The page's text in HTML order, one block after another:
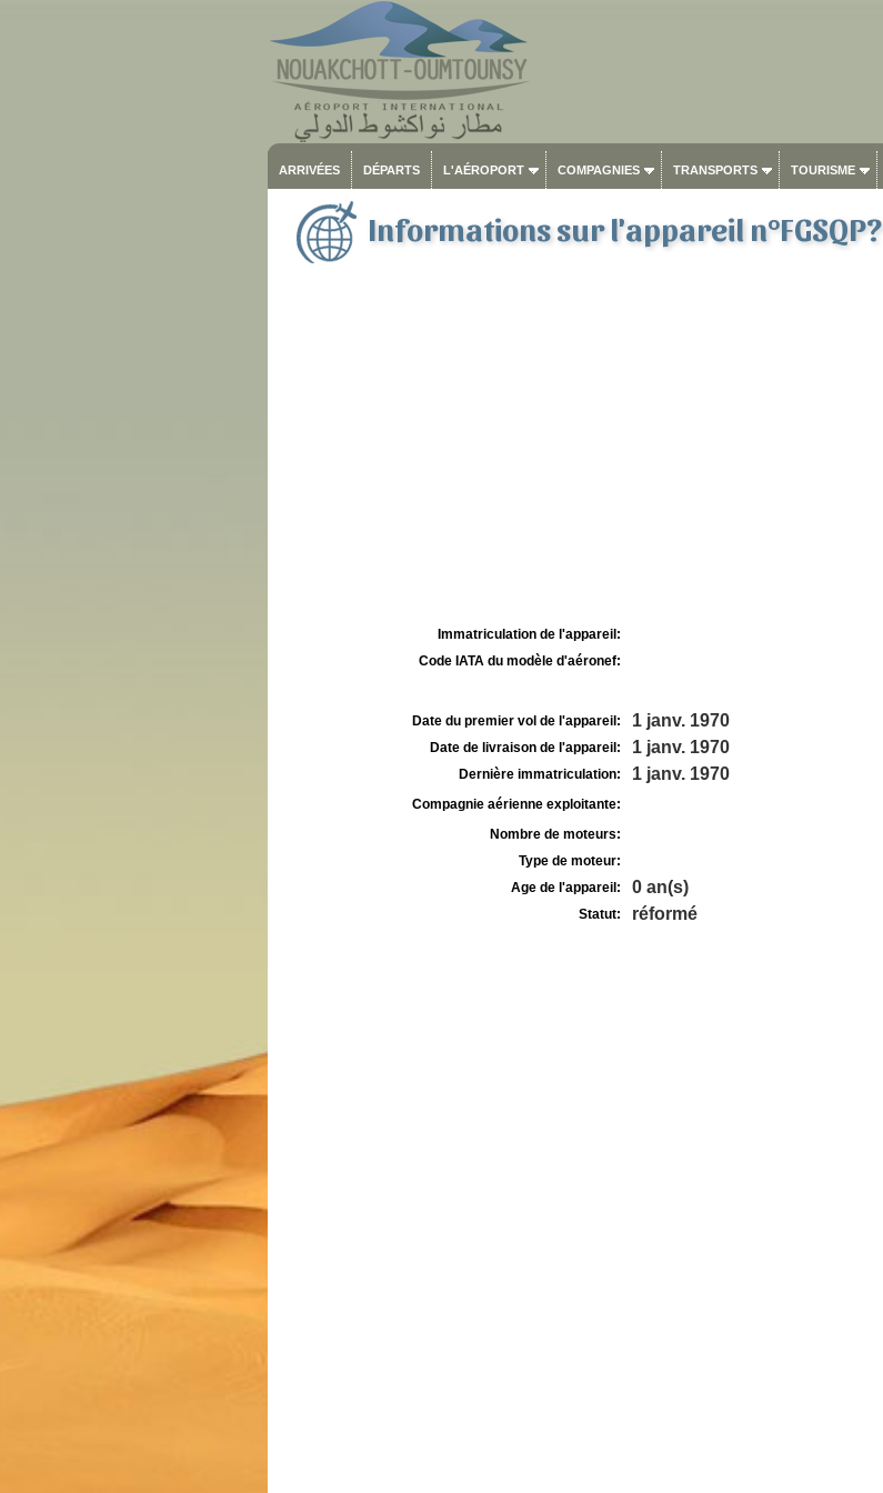
ARRIVÉES DÉPARTS L'AÉROPORT COMPAGNIES TRANSPORTS TOURISME
Informations sur l'appareil n°FGSQP?
Immatriculation de l'appareil:
Code IATA du modèle d'aéronef:
Date du premier vol de l'appareil: 1 janv. 1970
Date de livraison de l'appareil: 1 janv. 1970
Dernière immatriculation: 1 janv. 1970
Compagnie aérienne exploitante:
Nombre de moteurs:
Type de moteur:
Age de l'appareil:
0 an(s)
Statut: réformé